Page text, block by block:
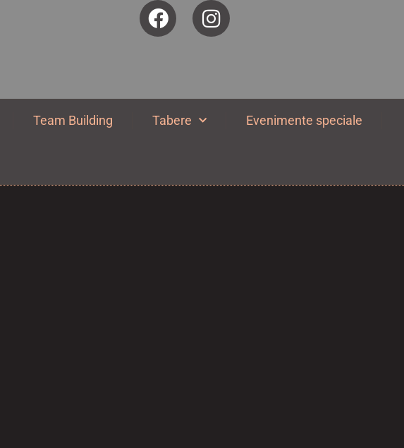
Team Building Tabere Evenimente speciale